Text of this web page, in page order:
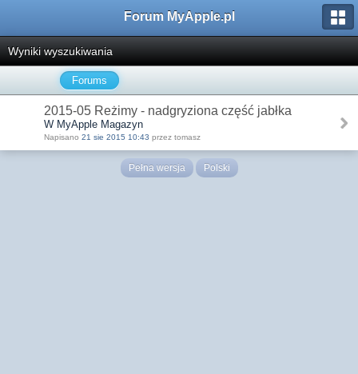
Forum MyApple.pl
Wyniki wyszukiwania
Forums
2015-05 Reżimy - nadgryziona część jabłka
W MyApple Magazyn
Napisano 21 sie 2015 10:43 przez tomasz
Pełna wersja Polski